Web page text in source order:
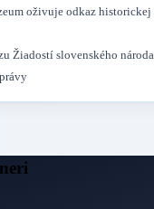
oživuje odkaz
Žiadostí slovenského